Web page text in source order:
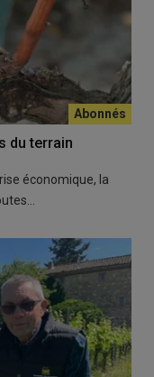
du terrain
économique, la